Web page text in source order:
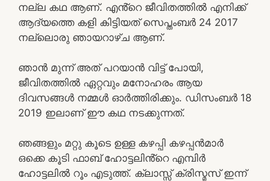
നല്ല കഥ ആണ്. എൻ്റെ ജീവിതത്തിൽ എനിക്ക്
ആദ്യത്തെ കളി കിട്ടിയത് സെപ്തംബർ 24 2017
നല്ലൊരു ഞായറാഴ്ച ആണ്.
ഞാൻ മുന്ന് അത് പറയാൻ വിട്ട് പോയി,
ജീവിതത്തിൽ ഏറ്റവും മനോഹരം ആയ
ദിവസങ്ങൾ നമ്മൾ ഓർത്തിരിക്കും. ഡിസംബർ 18
2019 ഇലാണ് ഈ കഥ നടക്കുന്നത്.
ഞങ്ങളും മറ്റു കൂടെ ഉള്ള കഴപ്പി കഴപ്പൻമാർ
ഒക്കെ കൂടി ഫാബ് ഹോട്ടലിൻ്റെ എമ്പിർ
ഹോട്ടലിൽ റൂം എടുത്ത്. ക്ലാസ്സ് ക്രിസ്മസ് ഇന്ന്